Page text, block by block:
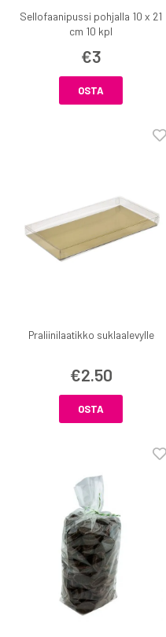
Sellofaanipussi pohjalla 10 x 21
cm 10 kpl
€3
OSTA
Praliinilaatikko suklaalevylle
€2.50
OSTA